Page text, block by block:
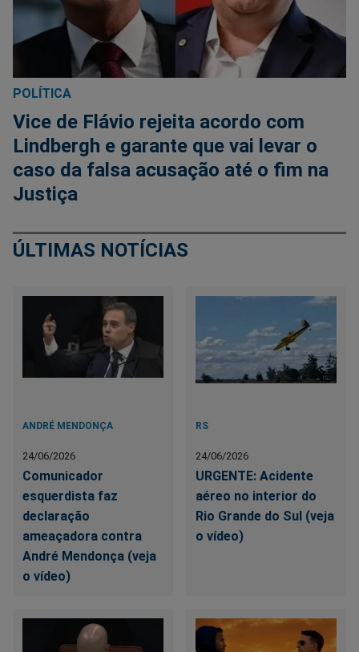
POLÍTICA
Vice de Flávio rejeita acordo com
Lindbergh e garante que vai levar o
caso da falsa acusação até o fim na
Justiça
ÚLTIMAS NOTÍCIAS
ANDRÉ MENDONÇA
24/06/2026
Comunicador
esquerdista faz
declaração
ameaçadora contra
André Mendonça (veja
o vídeo)
RS
24/06/2026
URGENTE: Acidente
aéreo no interior do
Rio Grande do Sul (veja
o vídeo)